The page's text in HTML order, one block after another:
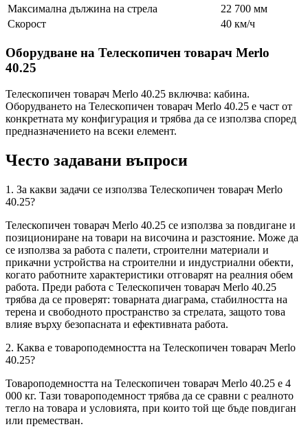
Максимална дължина на стрела
22 700 мм
Скорост
40 км/ч
Оборудване на Телескопичен товарач Merlo
40.25
Телескопичен товарач Merlo 40.25 включва: кабина.
Оборудването на Телескопичен товарач Merlo 40.25 е част от
конкретната му конфигурация и трябва да се използва според
предназначението на всеки елемент.
Често задавани въпроси
1. За какви задачи се използва Телескопичен товарач Merlo
40.25?
Телескопичен товарач Merlo 40.25 се използва за повдигане и
позициониране на товари на височина и разстояние. Може да
се използва за работа с палети, строителни материали и
прикачни устройства на строителни и индустриални обекти,
когато работните характеристики отговарят на реалния обем
работа. Преди работа с Телескопичен товарач Merlo 40.25
трябва да се проверят: товарната диаграма, стабилността на
терена и свободното пространство за стрелата, защото това
влияе върху безопасната и ефективната работа.
2. Каква е товароподемността на Телескопичен товарач Merlo
40.25?
Товароподемността на Телескопичен товарач Merlo 40.25 е 4
000 кг. Тази товароподемност трябва да се сравни с реалното
тегло на товара и условията, при които той ще бъде повдиган
или преместван.